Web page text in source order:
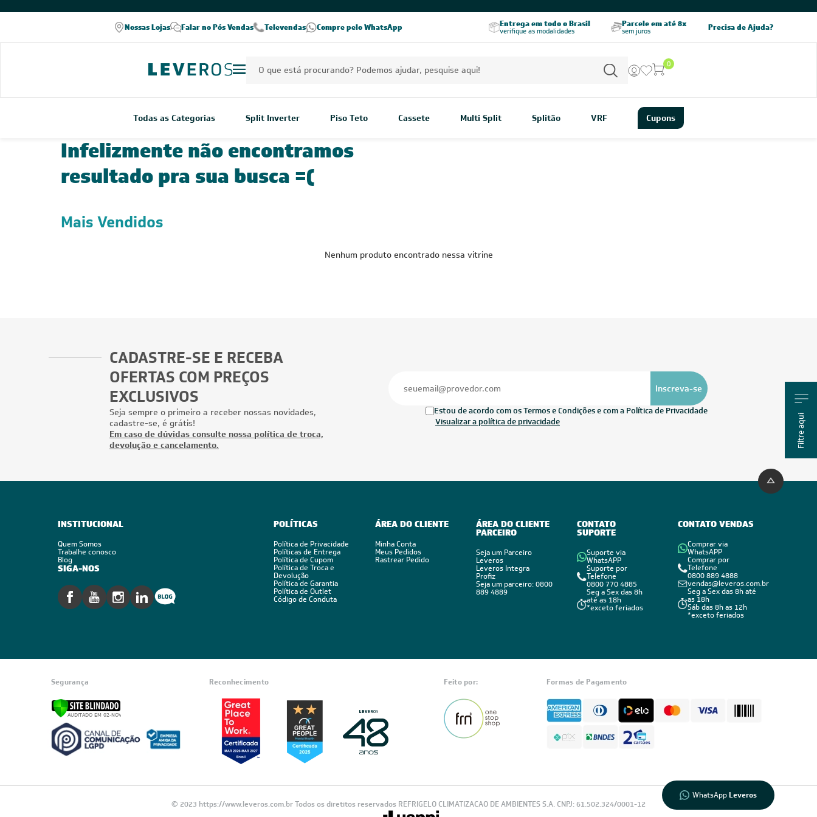
Nossas Lojas Falar no Pós Vendas Televendas Compre pelo WhatsApp Precisa de Ajuda?
Excelência no RA
Excelência no Reclame Aqui Seja parceiro Leveros Entrega em todo o Brasil
verifique as modalidades
Parcele em até 8x
sem juros
5% OFF no PIX
pagamento à vista
0
Todas as Categorias Split Inverter Piso Teto Cassete Multi Split Splitão VRF Cupons
Infelizmente não encontramos
resultado pra sua busca =(
Mais Vendidos
Nenhum produto encontrado nessa vitrine
Filtre aqui
CADASTRE-SE E RECEBA
OFERTAS COM PREÇOS
EXCLUSIVOS
Seja sempre o primeiro a receber nossas novidades,
cadastre-se, é grátis!
Em caso de dúvidas consulte nossa política de troca,
devolução e cancelamento.
Inscreva-se
Estou de acordo com os Termos e Condições e com a Política de Privacidade
Visualizar a política de privacidade
INSTITUCIONAL
Quem Somos
Trabalhe conosco
Blog
SIGA-NOS
POLÍTICAS
Política de Privacidade
Políticas de Entrega
Política de Cupom
Política de Troca e
Devolução
Política de Garantia
Política de Outlet
Código de Conduta
ÁREA DO CLIENTE
Minha Conta
Meus Pedidos
Rastrear Pedido
ÁREA DO CLIENTE
PARCEIRO
Seja um Parceiro
Leveros
Leveros Integra
Profiz
Seja um parceiro: 0800
889 4889
CONTATO
SUPORTE
Suporte via
WhatsAPP
Suporte por
Telefone
0800 770 4885
Seg a Sex das 8h
até as 18h
*exceto feriados
CONTATO VENDAS
Comprar via
WhatsAPP
Comprar por
Telefone
0800 889 4888
vendas@leveros.com.br
Seg a Sex das 8h até
as 18h
Sáb das 8h as 12h
*exceto feriados
Segurança Reconhecimento Feito por: Formas de Pagamento
© 2023 https://www.leveros.com.br Todos os diretitos reservados REFRIGELO CLIMATIZACAO DE AMBIENTES S.A. CNPJ: 61.502.324/0001-12
WhatsAppLeveros
LIA